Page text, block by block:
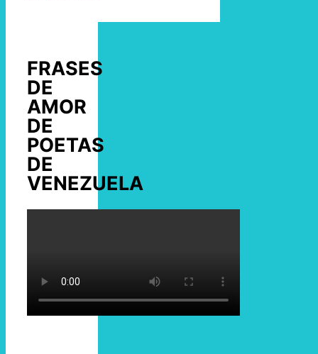
FRASES
DE
AMOR
DE
POETAS
DE
VENEZUELA